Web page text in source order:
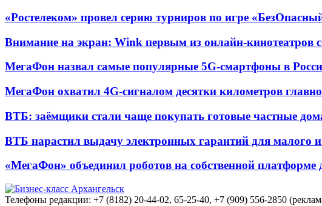
«Ростелеком» провел серию турниров по игре
Внимание на экран: Wink первым из онлайн-кинотеатров
МегаФон назвал самые популярные 5G-смартфоны в
МегаФон охватил 4G-сигналом десятки километров
ВТБ: заёмщики стали чаще покупать готовые частные
ВТБ нарастил выдачу электронных гарантий для малого и
«МегаФон» объединил роботов на собственной
Телефоны редакции: +7 (8182) 20-44-02, 65-25-40, +7 (909) 556-2850